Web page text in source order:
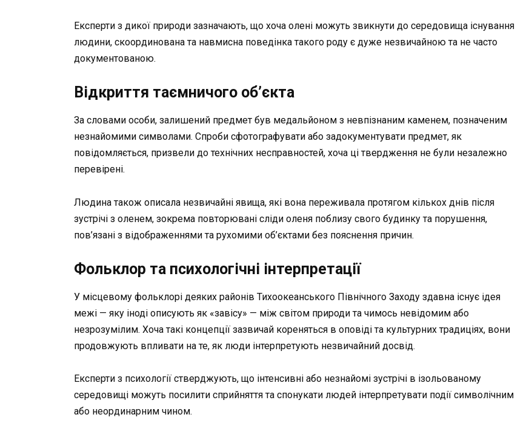
Експерти з дикої природи зазначають, що хоча олені можуть звикнути до середовища існування
людини, скоординована та навмисна поведінка такого роду є дуже незвичайною та не часто
документованою.
Відкриття таємничого об’єкта
За словами особи, залишений предмет був медальйоном з невпізнаним каменем, позначеним
незнайомими символами. Спроби сфотографувати або задокументувати предмет, як
повідомляється, призвели до технічних несправностей, хоча ці твердження не були незалежно
перевірені.
Людина також описала незвичайні явища, які вона переживала протягом кількох днів після
зустрічі з оленем, зокрема повторювані сліди оленя поблизу свого будинку та порушення,
пов’язані з відображеннями та рухомими об’єктами без пояснення причин.
Фольклор та психологічні інтерпретації
У місцевому фольклорі деяких районів Тихоокеанського Північного Заходу здавна існує ідея
межі — яку іноді описують як «завісу» — між світом природи та чимось невідомим або
незрозумілим. Хоча такі концепції зазвичай кореняться в оповіді та культурних традиціях, вони
продовжують впливати на те, як люди інтерпретують незвичайний досвід.
Експерти з психології стверджують, що інтенсивні або незнайомі зустрічі в ізольованому
середовищі можуть посилити сприйняття та спонукати людей інтерпретувати події символічним
або неординарним чином.